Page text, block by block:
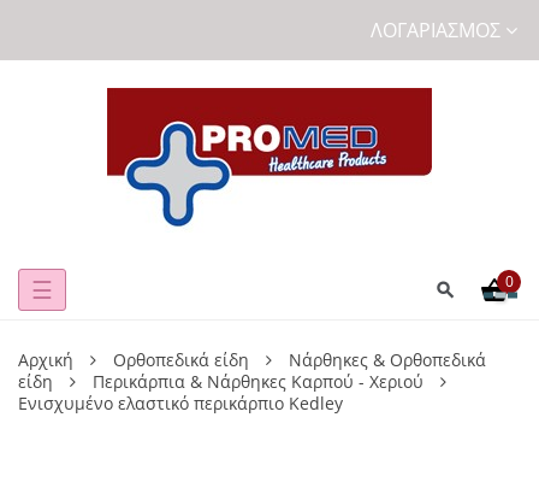
ΛΟΓΑΡΙΑΣΜΌΣ
Toggle
☰ 0
Αρχική Ορθοπεδικά είδη
Νάρθηκες & Ορθοπεδικά
είδη
Περικάρπια & Νάρθηκες Καρπού - Χεριού
Ενισχυμένο ελαστικό περικάρπιο Kedley